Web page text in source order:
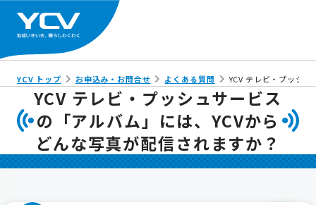
YCV トップ お申込み・お問合せ よくある質問 YCV テレビ・プッシ
YCV テレビ・プッシュサービス
の「アルバム」には、YCVから
どんな写真が配信されますか？